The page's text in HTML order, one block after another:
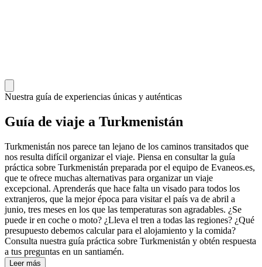
Nuestra guía de experiencias únicas y auténticas
Guía de viaje a Turkmenistán
Turkmenistán nos parece tan lejano de los caminos transitados que
nos resulta difícil organizar el viaje. Piensa en consultar la guía
práctica sobre Turkmenistán preparada por el equipo de Evaneos.es,
que te ofrece muchas alternativas para organizar un viaje
excepcional. Aprenderás que hace falta un visado para todos los
extranjeros, que la mejor época para visitar el país va de abril a
junio, tres meses en los que las temperaturas son agradables. ¿Se
puede ir en coche o moto? ¿Lleva el tren a todas las regiones? ¿Qué
presupuesto debemos calcular para el alojamiento y la comida?
Consulta nuestra guía práctica sobre Turkmenistán y obtén respuesta
a tus preguntas en un santiamén.
Leer más